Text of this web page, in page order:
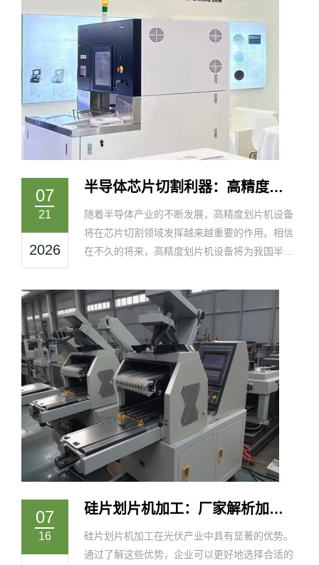
07
21
2026
半导体芯片切割利器：高精度划
片机设备助力行业升级
随着半导体产业的不断发展，高精度划片机设备
将在芯片切割领域发挥越来越重要的作用。相信
在不久的将来，高精度划片机设备将为我国半导
07
16
硅片划片机加工：厂家解析加工
优势与实际应用
硅片划片机加工在光伏产业中具有显著的优势。
通过了解这些优势，企业可以更好地选择合适的